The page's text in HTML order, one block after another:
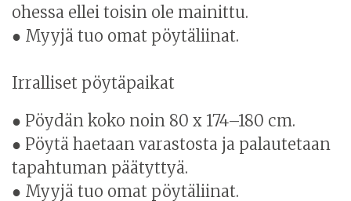
ohessa ellei toisin ole mainittu.
● Myyjä tuo omat pöytäliinat.
Irralliset pöytäpaikat
● Pöydän koko noin 80 x 174–180 cm.
● Pöytä haetaan varastosta ja palautetaan
tapahtuman päätyttyä.
● Myyjä tuo omat pöytäliinat.